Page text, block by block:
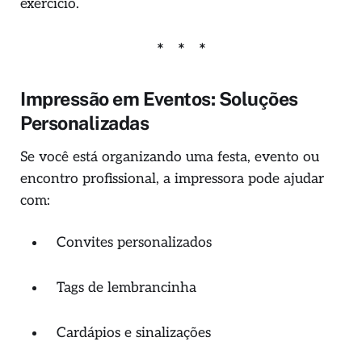
Impressão em Eventos: Soluções
Personalizadas
Se você está organizando uma festa, evento ou
encontro profissional, a impressora pode ajudar
com:
Convites personalizados
Tags de lembrancinha
Cardápios e sinalizações